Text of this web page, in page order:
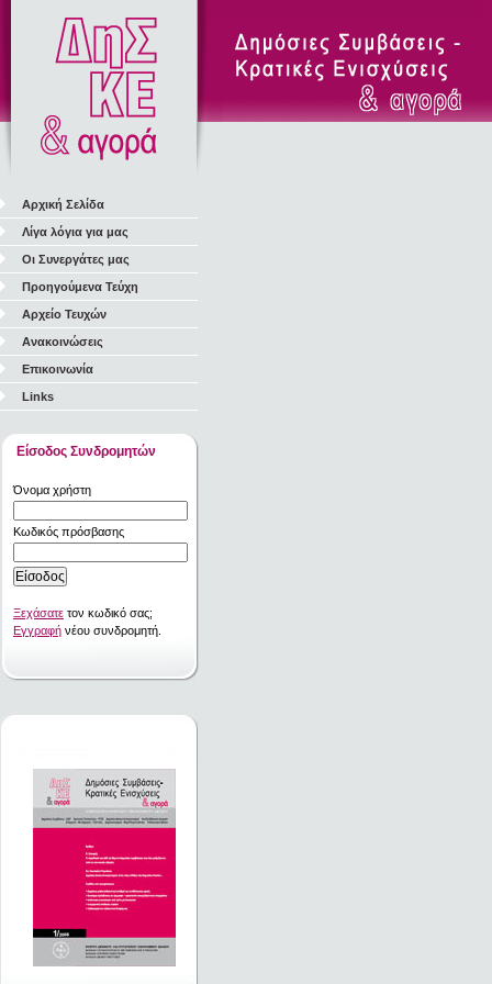
Αρχική Σελίδα
Λίγα λόγια για μας
Οι Συνεργάτες μας
Προηγούμενα Τεύχη
Αρχείο Τευχών
Ανακοινώσεις
Επικοινωνία
Links
Είσοδος Συνδρομητών
Όνομα χρήστη
Κωδικός πρόσβασης
Ξεχάσατε τον κωδικό σας;
Εγγραφή νέου συνδρομητή.